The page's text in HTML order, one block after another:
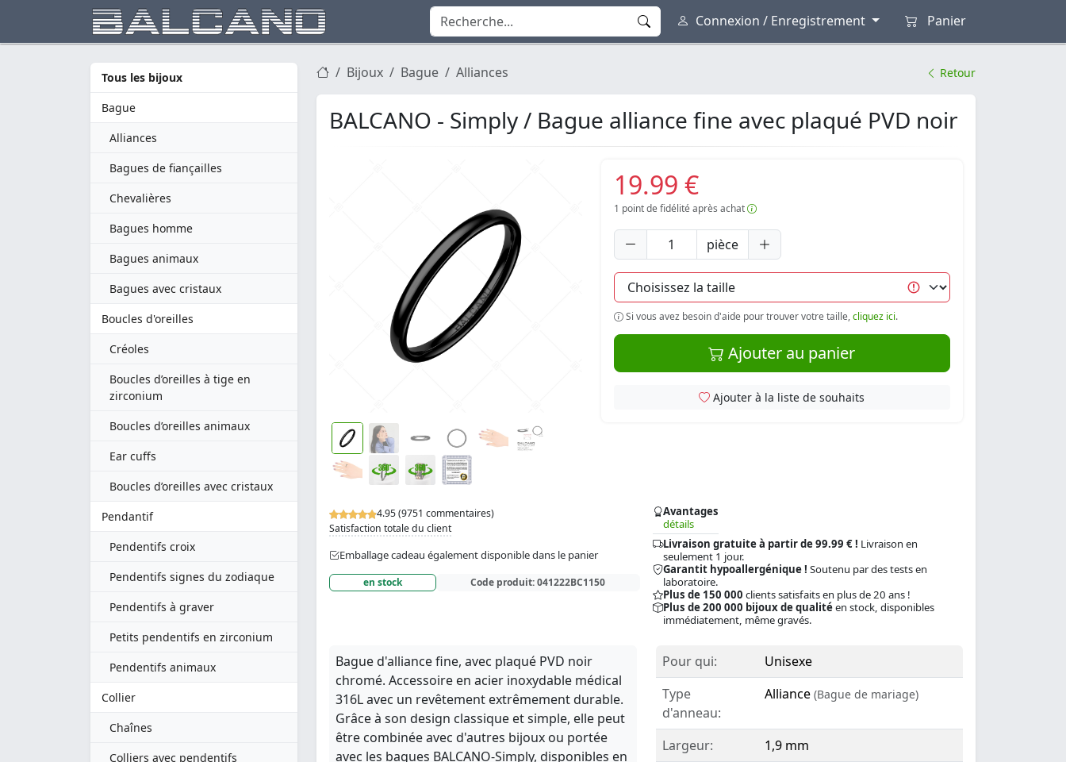
Connexion / Enregistrement Panier
Tous les bijoux
Bague
Alliances
Bagues de fiançailles
Chevalières
Bagues homme
Bagues animaux
Bagues avec cristaux
Boucles d'oreilles
Créoles
Boucles d’oreilles à tige en
zirconium
Boucles d’oreilles animaux
Ear cuffs
Boucles d’oreilles avec cristaux
Pendantif
Pendentifs croix
Pendentifs signes du zodiaque
Pendentifs à graver
Petits pendentifs en zirconium
Pendentifs animaux
Collier
Chaînes
Colliers avec pendentifs
Bijoux Bague Alliances Retour
BALCANO - Simply / Bague alliance fine avec plaqué PVD noir
4.95 (9751 commentaires)
Satisfaction totale du client
Emballage cadeau également disponible dans le panier
en stock Code produit:041222BC1150
Avantages
détails
Livraison gratuite à partir de 99.99 € ! Livraison en
seulement 1 jour.
Garantit hypoallergénique ! Soutenu par des tests en
laboratoire.
Plus de 150 000 clients satisfaits en plus de 20 ans !
Plus de 200 000 bijoux de qualitéen stock, disponibles
immédiatement, même gravés.
19.99 €
1 point de fidélité après achat
pièce
Si vous avez besoin d'aide pour trouver votre taille,cliquez ici.
Ajouter au panier
Ajouter à la liste de souhaits
Bague d'alliance fine, avec plaqué PVD noir
chromé. Accessoire en acier inoxydable médical
316L avec un revêtement extrêmement durable.
Grâce à son design classique et simple, elle peut
être combinée avec d'autres bijoux ou portée
avec les bagues BALCANO-Simply, disponibles en
Pour qui:
Unisexe
Type
d'anneau:
Alliance (Bague de mariage)
Largeur:
1,9 mm